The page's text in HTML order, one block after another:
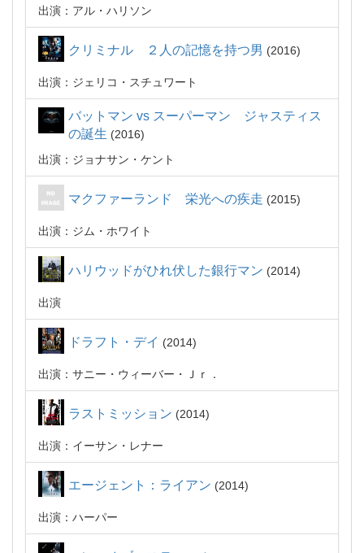
出演：アル・ハリソン
クリミナル ２人の記憶を持つ男 2016
出演：ジェリコ・スチュワート
バットマン vs スーパーマン ジャスティス
の誕生
2016
出演：ジョナサン・ケント
マクファーランド 栄光への疾走 2015
出演：ジム・ホワイト
ハリウッドがひれ伏した銀行マン 2014
出演
ドラフト・デイ 2014
出演：サニー・ウィーバー・Ｊｒ．
ラストミッション 2014
出演：イーサン・レナー
エージェント：ライアン 2014
出演：ハーパー